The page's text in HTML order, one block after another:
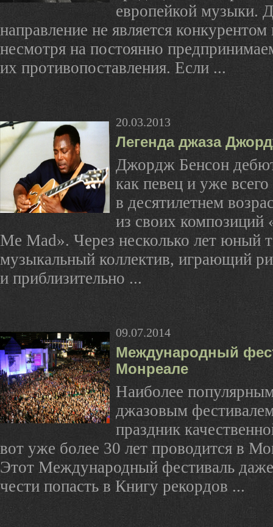
европейкой музыки.
направление не является конкурентом
несмотря на постоянно
их противопоставления. Если ...
20.03.2013
Легенда джаза
Джордж Бенсон
как певец и уже
в десятилетнем
из своих композиций
Me Mad». Через несколько лет юный
музыкальный коллектив, играющий
и приблизительно ...
09.07.2014
Международный
Монреале
Наиболее
джазовым
праздник
вот уже более 30 лет проводится в
Этот Международный фестиваль
чести попасть в Книгу рекордов ...